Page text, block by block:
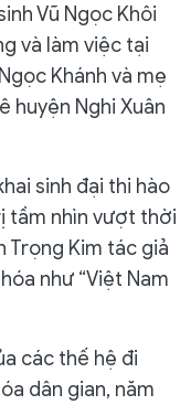
Vũ Ngọc Khôi
và làm việc tại
Khánh và mẹ
huyện Nghi Xuân
sinh đại thi hào
tầm nhìn vượt thời
Trọng Kim tác giả
như “Việt Nam
các thế hệ đi
dân gian, năm